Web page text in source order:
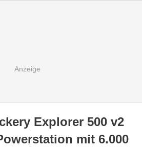
Explorer 500 v2
mit 6.000